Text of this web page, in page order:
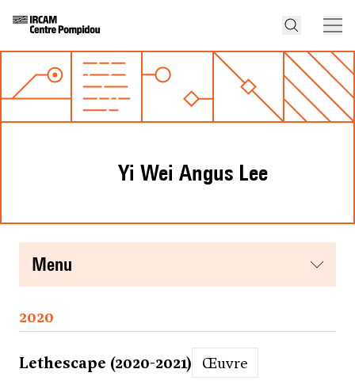
Yi Wei Angus Lee
menu
2020
Lethescape (2020-2021) Œuvre